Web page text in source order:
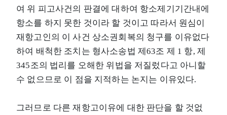
여 위 피고사건의 판결에 대하여 항소제기기간내에
항소를 하지 못한 것이라 할 것이고 따라서 원심이
재항고인의 이 사건 상소권회복의 청구를 이유없다
하여 배척한 조치는 형사소송법 제63조 제 1 항, 제
345조의 법리를 오해한 위법을 저질렀다고 아니할
수 없으므로 이 점을 지적하는 논지는 이유있다.
그러므로 다른 재항고이유에 대한 판단을 할 것없